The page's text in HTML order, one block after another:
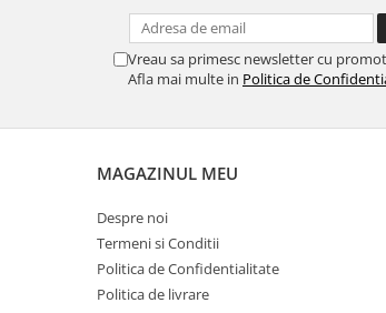
Vreau sa primesc newsletter cu
Afla mai multe in Politica de
MAGAZINUL MEU
Despre noi
Termeni si Conditii
Politica de Confidentialitate
Politica de livrare